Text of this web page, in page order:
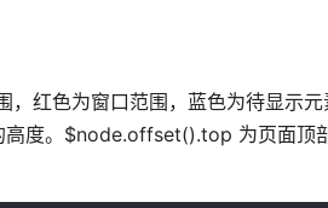
，红色为窗口范围，蓝色为待显示
度。$node.offset().top 为页面顶